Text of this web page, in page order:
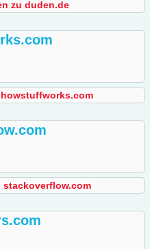
zu duden.de
stackoverflow.com